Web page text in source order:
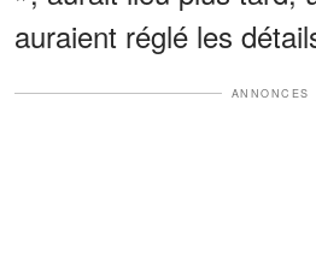
auraient réglé les
ANNONCES